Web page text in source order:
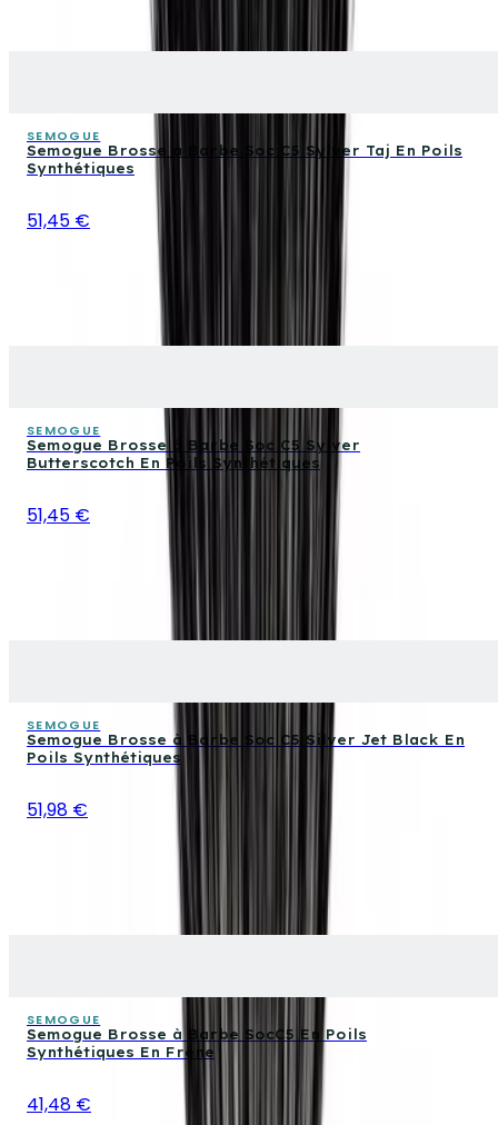
SEMOGUE
Semogue Brosse à Barbe Soc C5 Sylver Taj En Poils
Synthétiques
51,45 €
SEMOGUE
Semogue Brosse à Barbe Soc C5 Sylver
Butterscotch En Poils Synthétiques
51,45 €
SEMOGUE
Semogue Brosse à Barbe Soc C5 Silver Jet Black En
Poils Synthétiques
51,98 €
SEMOGUE
Semogue Brosse à Barbe SocC5 En Poils
Synthétiques En Frêne
41,48 €